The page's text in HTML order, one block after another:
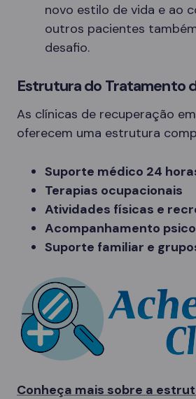
novo estilo de vida e ao
outros pacientes
desafio.
Estrutura do Tratamento
As clínicas de recuperação
oferecem uma estrutura
Suporte médico 24
Terapias ocupacionais
Atividades físicas e
Acompanhamento
Suporte familiar e
Conheça mais sobre a